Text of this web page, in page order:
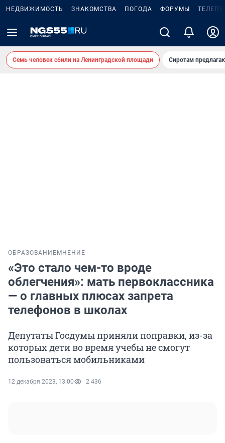
НЕДВИЖИМОСТЬ ЗНАКОМСТВА ПОГОДА ФОРУМЫ
Семь человек сбили на Ленинградской площади Сиротам
ОБРАЗОВАНИЕ МНЕНИЕ
«Это стало чем-то вроде
облегчения»: мать первоклассника
— о главных плюсах запрета
телефонов в школах
Депутаты Госдумы приняли поправки, из-за
которых дети во время учебы не смогут
пользоваться мобильниками
12 декабря 2023, 13:00 2 436